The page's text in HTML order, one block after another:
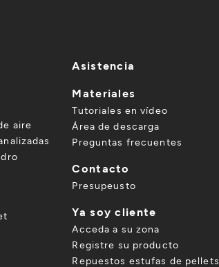
aire
Asistencia
Materiales
Tutoriales en vídeo
Área de descarga
Preguntas frecuentes
Contacto
Presupeusto
Ya soy cliente
Acceda a su zona
Registre su producto
Repuestos estufas de pellets